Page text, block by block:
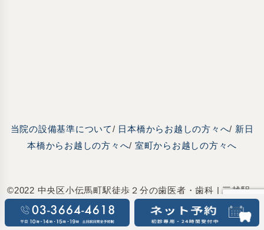
当院の設備基準について/ 日本橋からお越しの方々へ/ 新日
本橋からお越しの方々へ/ 室町からお越しの方々へ
©2022 中央区小伝馬町駅徒歩２分の歯医者・歯科 | 三越駅
前駅小伝馬町歯科デンタルオフィス